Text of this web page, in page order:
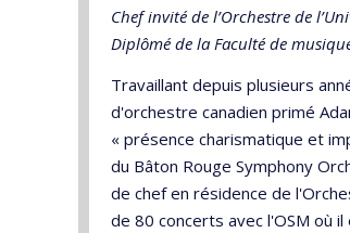
Chef invité de l’Orchestre de
Diplômé de la Faculté de
Travaillant depuis plusieurs
d'orchestre canadien primé
« présence charismatique et
du Bâton Rouge Symphony
de chef en résidence de
de 80 concerts avec l'OSM où